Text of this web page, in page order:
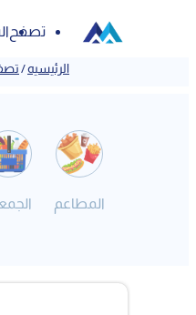
تصفح
الرئيسيه/
المطاعم